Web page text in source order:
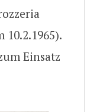
10.2.1965).
Einsatz